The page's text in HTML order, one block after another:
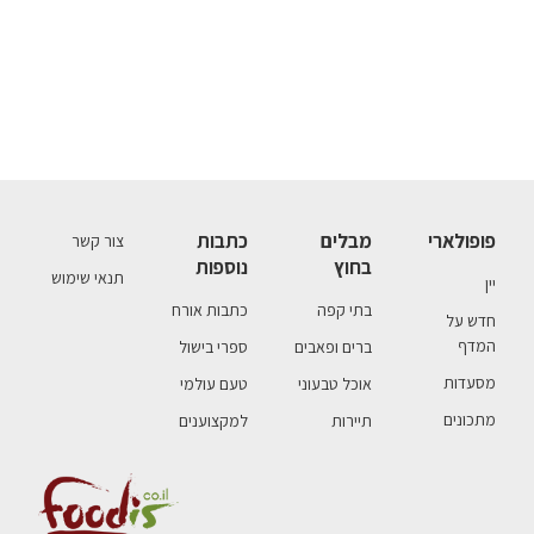
פופולארי
יין
חדש על
המדף
מסעדות
מתכונים
מבלים
בחוץ
בתי קפה
ברים ופאבים
אוכל טבעוני
תיירות
כתבות
נוספות
כתבות אורח
ספרי בישול
טעם עולמי
למקצוענים
צור קשר
תנאי שימוש